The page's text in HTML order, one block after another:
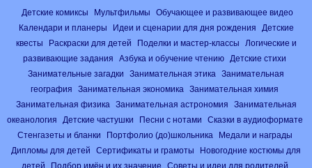
Детские комиксы Мультфильмы
Обучающее и развивающее видео
Календари и планеры
Идеи и сценарии для дня рождения
Детские
квесты
Раскраски для детей Поделки и мастер-классы
Логические и
развивающие задания
Азбука и обучение чтению
Детские стихи
Занимательные загадки
Занимательная этика
Занимательная
география
Занимательная экономика
Занимательная химия
Занимательная физика
Занимательная астрономия
Занимательная
океанология
Детские частушки Песни с нотами
Сказки в аудиоформате
Стенгазеты и бланки
Портфолио (до)школьника
Медали и награды
Дипломы для детей
Сертификаты и грамоты
Новогодние костюмы для
детей
Подбор имён и их значение
Советы и идеи для родителей